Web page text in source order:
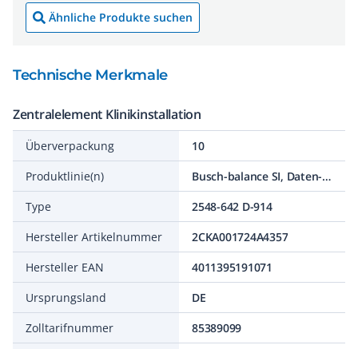
Ähnliche Produkte suchen
Technische Merkmale
Zentralelement Klinikinstallation
Überverpackung
10
Produktlinie(n)
Busch-balance SI, Daten-Kommunikations-Technik
Type
2548-642 D-914
Hersteller Artikelnummer
2CKA001724A4357
Hersteller EAN
4011395191071
Ursprungsland
DE
Zolltarifnummer
85389099